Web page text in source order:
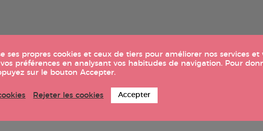
ses propres cookies et ceux de tiers pour améliorer nos services
préférences en analysant vos habitudes de navigation. Pour
sur le bouton Accepter.
Rejeter les cookies Accepter